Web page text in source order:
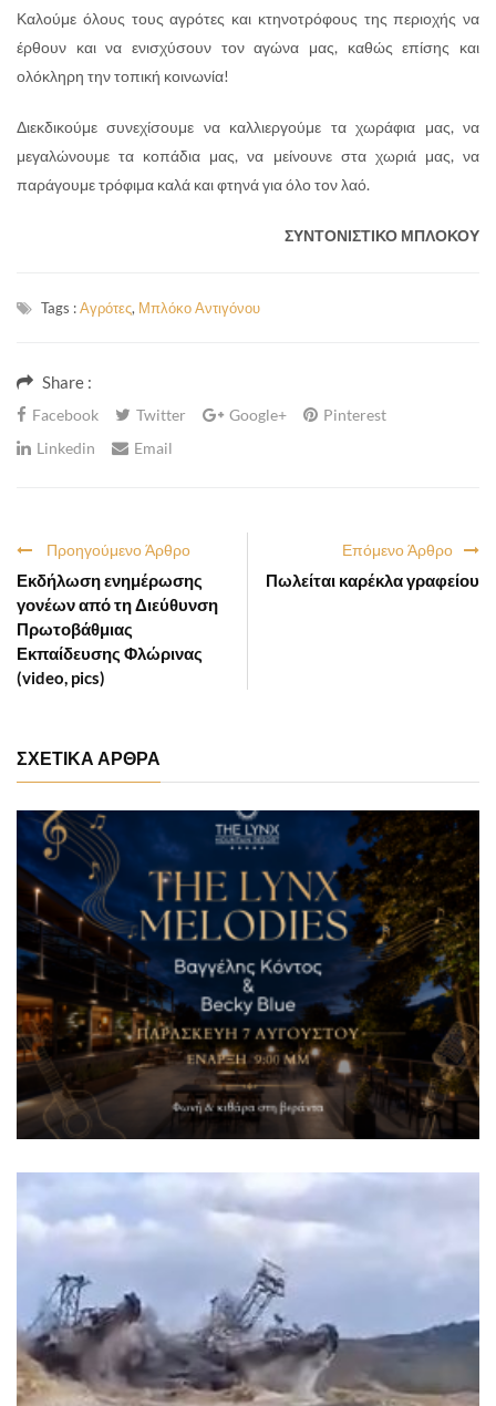
Καλούμε όλους τους αγρότες και κτηνοτρόφους της περιοχής να
έρθουν και να ενισχύσουν τον αγώνα μας, καθώς επίσης και
ολόκληρη την τοπική κοινωνία!
Διεκδικούμε συνεχίσουμε να καλλιεργούμε τα χωράφια μας, να
μεγαλώνουμε τα κοπάδια μας, να μείνουνε στα χωριά μας, να
παράγουμε τρόφιμα καλά και φτηνά για όλο τον λαό.
ΣΥΝΤΟΝΙΣΤΙΚΟ ΜΠΛΟΚΟΥ
Tags :Αγρότες, Μπλόκο Αντιγόνου
Share :
Facebook Twitter Google+
Pinterest
Linkedin
Email
Επόμενο Άρθρο
Πωλείται καρέκλα γραφείου
Προηγούμενο Άρθρο
Εκδήλωση ενημέρωσης
γονέων από τη Διεύθυνση
Πρωτοβάθμιας
Εκπαίδευσης Φλώρινας
(video, pics)
ΣΧΕΤΙΚΑ ΑΡΘΡΑ